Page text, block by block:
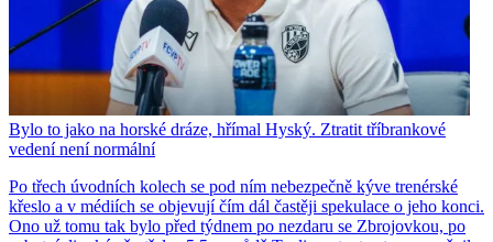
Bylo to jako na horské dráze, hřímal Hyský. Ztratit tříbrankové
vedení není normální
Po třech úvodních kolech se pod ním nebezpečně kýve trenérské
křeslo a v médiích se objevují čím dál častěji spekulace o jeho konci.
Ono už tomu tak bylo před týdnem po nezdaru se Zbrojovkou, po